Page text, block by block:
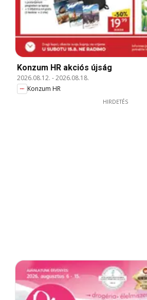
Konzum HR akciós újság
2026.08.12. -2026.08.18.
Konzum HR
HIRDETÉS